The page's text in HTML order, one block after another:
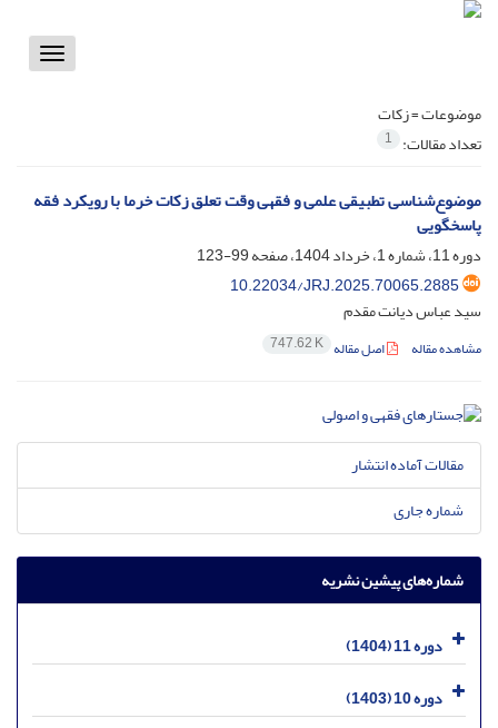
Toggle
موضوعات =زکات
تعداد مقالات: 1
موضوع‌شناسی تطبیقی علمی و فقهی وقت تعلق زکات خرما با رویکرد فقه
پاسخگویی
دوره 11، شماره 1، خرداد 1404، صفحه
99-123
10.22034/JRJ.2025.70065.2885
سید عباس دیانت مقدم
مشاهده مقاله اصل مقاله 747.62 K
مقالات آماده انتشار
شماره جاری
شماره‌های پیشین نشریه
دوره 11 (1404)
دوره 10 (1403)